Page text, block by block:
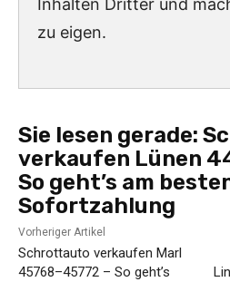
Inhalten Dritter und
zu eigen.
Sie lesen gerade:
verkaufen Lünen
So geht’s am
Sofortzahlung
Vorheriger Artikel
Schrottauto verkaufen Marl
45768–45772 – So geht’s